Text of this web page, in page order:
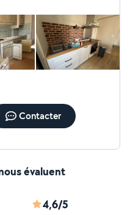
:
optimisation de
des délais et des
discuter de votre projet !
Contacter
évaluent
4,6/5